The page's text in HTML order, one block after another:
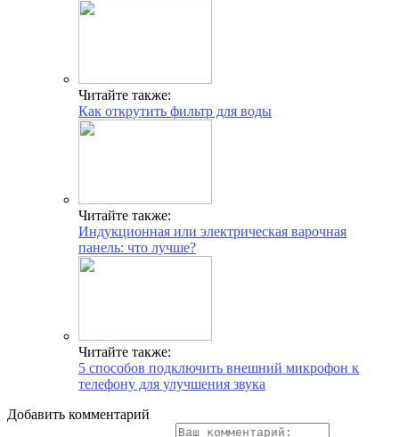
Читайте также:
Как открутить фильтр для воды
Читайте также:
Индукционная или электрическая варочная
панель: что лучше?
Читайте также:
5 способов подключить внешний микрофон к
телефону для улучшения звука
Добавить комментарий